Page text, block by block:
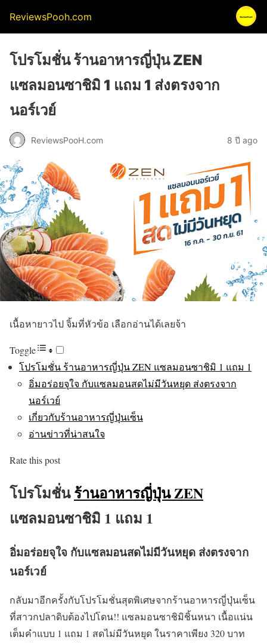
ReviewsPooh.com
โปรโมชั่น ร้านอาหารญี่ปุ่น ZEN
แซลมอนซาชิมิ 1 แถม 1 ส่งตรงจาก
นอร์เวย์
ReviewsPooH.com 8 ปี ago
เนื้อหายาวไป จิ้มที่หัวข้อ เลือกอ่านได้เลยจ้า
Toggle
โปรโมชั่น ร้านอาหารญี่ปุ่น ZEN แซลมอนซาชิมิ 1 แถม 1
อิ่มอร่อยจุใจ กับแซลมอนสดไม่มีวันหยุด ส่งตรงจาก
นอร์เวย์
เกี่ยวกับร้านอาหารญี่ปุ่นเซ็น
อ่านข่าวที่น่าสนใจ
Rate this post
โปรโมชั่นร้านอาหารญี่ปุ่น ZEN
แซลมอนซาชิมิ 1 แถม 1
อิ่มอร่อยจุใจ กับแซลมอนสดไม่มีวันหยุด ส่งตรงจาก
นอร์เวย์
กลับมาอีกครั้งกับโปรโมชั่นสุดพิเศษจากร้านอาหารญี่ปุ่นเซ็น
ที่สาวกปลาดิบต้องไปโดน!! แซลมอนซาชิมิชิ้นหนา เนื้อแน่น
เต็มคำแบบ 1 แถม 1 สดไม่มีวันหยุด ในราคาเพียง 320 บาท